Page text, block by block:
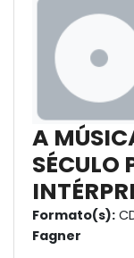
A
SÉCULO
Formato(s):
Fagner